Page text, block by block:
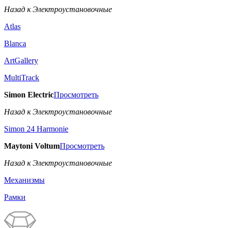
Назад к Электроустановочные
Atlas
Blanca
ArtGallery
MultiTrack
Simon ElectricПросмотреть
Назад к Электроустановочные
Simon 24 Harmonie
Maytoni VoltumПросмотреть
Назад к Электроустановочные
Механизмы
Рамки